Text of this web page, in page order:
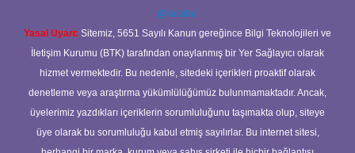
@karabul
Yasal Uyarı: Sitemiz, 5651 Sayılı Kanun gereğince Bilgi Teknolojileri ve
İletişim Kurumu (BTK) tarafından onaylanmış bir Yer Sağlayıcı olarak
hizmet vermektedir. Bu nedenle, sitedeki içerikleri proaktif olarak
denetleme veya araştırma yükümlülüğümüz bulunmamaktadır. Ancak,
üyelerimiz yazdıkları içeriklerin sorumluluğunu taşımakta olup, siteye
üye olarak bu sorumluluğu kabul etmiş sayılırlar. Bu internet sitesi,